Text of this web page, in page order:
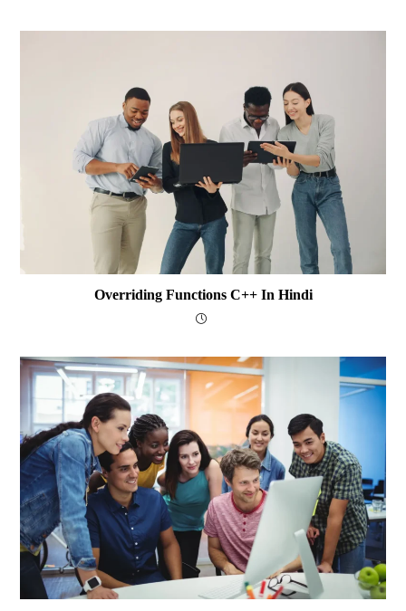
Overriding Functions C++ In Hindi